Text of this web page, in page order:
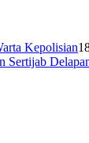
Kepolisian
Sertijab